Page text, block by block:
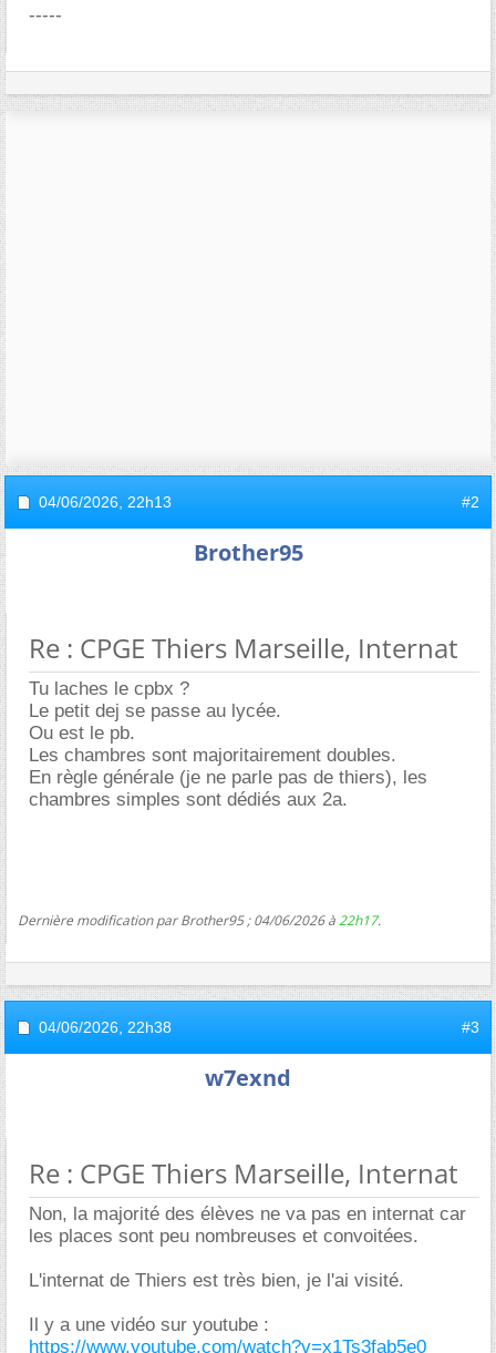
-----
04/06/2026, 22h13 #2
Brother95
Re : CPGE Thiers Marseille, Internat
Tu laches le cpbx ?
Le petit dej se passe au lycée.
Ou est le pb.
Les chambres sont majoritairement doubles.
En règle générale (je ne parle pas de thiers), les
chambres simples sont dédiés aux 2a.
Dernière modification par Brother95 ; 04/06/2026 à22h17.
04/06/2026, 22h38 #3
w7exnd
Re : CPGE Thiers Marseille, Internat
Non, la majorité des élèves ne va pas en internat car
les places sont peu nombreuses et convoitées.
L'internat de Thiers est très bien, je l'ai visité.
Il y a une vidéo sur youtube :
https://www.youtube.com/watch?v=x1Ts3fab5e0